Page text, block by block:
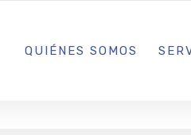
DIGITAL IBIZA · MADRID ·
QUIÉNES SOMOS